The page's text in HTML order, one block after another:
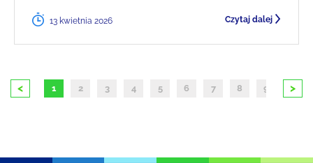
13 kwietnia 2026 Czytaj dalej
< 1 2 3 4 5 6 7 8 9 10
>